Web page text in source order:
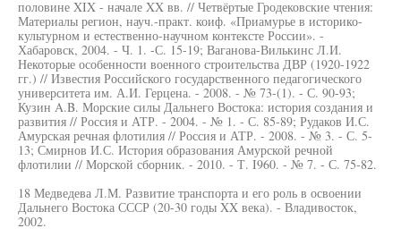
половине XIX - начале XX вв. // Четвёртые Гродековские чтения:
Материалы регион, науч.-практ. коиф. «Приамурье в историко-
культурном и естественно-научном контексте России». -
Хабаровск, 2004. - Ч. 1. -С. 15-19; Ваганова-Вилькинс Л.И.
Некоторые особенности военного строительства ДВР (1920-1922
гг.) // Известия Российского государственного педагогического
университета им. А.И. Герцена. - 2008. - № 73-(1). - С. 90-93;
Кузин A.B. Морские силы Дальнего Востока: история создания и
развития // Россия и АТР. - 2004. - № 1. - С. 85-89; Рудаков И.С.
Амурская речная флотилия // Россия и АТР. - 2008. - № 3. - С. 5-
13; Смирнов И.С. История образования Амурской речной
флотилии // Морской сборник. - 2010. - Т. I960. - № 7. - С. 75-82.
18 Медведева Л.М. Развитие транспорта и его роль в освоении
Дальнего Востока СССР (20-30 годы XX века). - Владивосток,
2002.